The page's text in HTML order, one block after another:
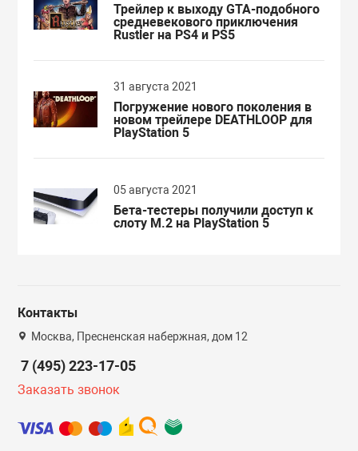
Трейлер к выходу GTA-подобного
средневекового приключения
Rustler на PS4 и PS5
31 августа 2021
Погружение нового поколения в
новом трейлере DEATHLOOP для
PlayStation 5
05 августа 2021
Бета-тестеры получили доступ к
слоту M.2 на PlayStation 5
Контакты
Москва, Пресненская набержная, дом 12
7 (495) 223-17-05
Заказать звонок